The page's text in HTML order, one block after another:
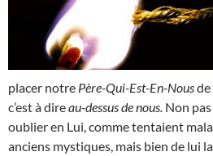
placer notre Père-Qui-Est-En-Nousde
c’est à direau-dessus de nous. Non
oublier en Lui, comme tentaient
anciens mystiques, mais bien de lui